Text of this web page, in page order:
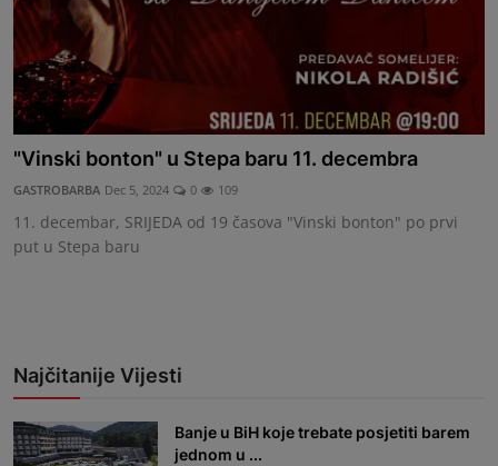
"Vinski bonton" u Stepa baru 11. decembra
GASTROBARBA Dec 5, 2024 0 109
11. decembar, SRIJEDA od 19 časova "Vinski bonton" po prvi
put u Stepa baru
Najčitanije Vijesti
Banje u BiH koje trebate posjetiti barem
jednom u ...